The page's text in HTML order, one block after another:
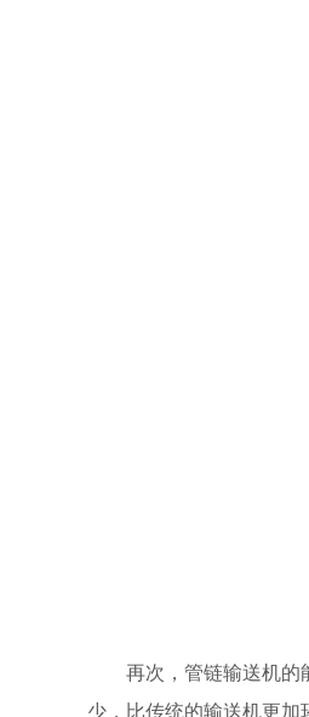
再次，管链输送机的能
少，比传统的输送机更加